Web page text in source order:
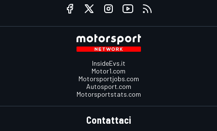
InsideEvs.it
Motor1.com
Motorsportjobs.com
Autosport.com
Motorsportstats.com
Contattaci